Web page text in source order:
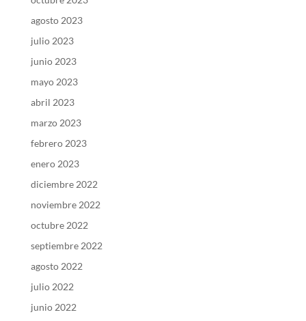
agosto 2023
julio 2023
junio 2023
mayo 2023
abril 2023
marzo 2023
febrero 2023
enero 2023
diciembre 2022
noviembre 2022
octubre 2022
septiembre 2022
agosto 2022
julio 2022
junio 2022